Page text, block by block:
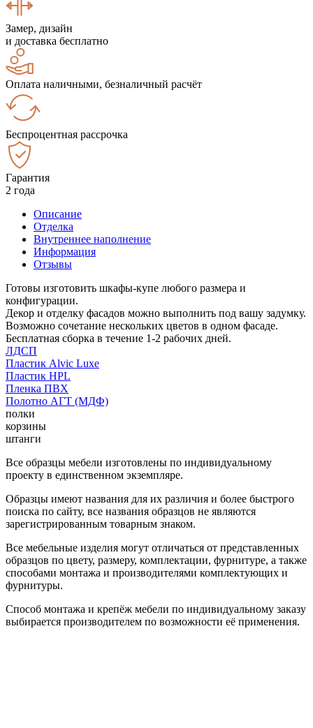
Замер, дизайн
и доставка бесплатно
Оплата наличными, безналичный расчёт
Беспроцентная рассрочка
Гарантия
2 года
Описание
Отделка
Внутреннее наполнение
Информация
Отзывы
Готовы изготовить шкафы-купе любого размера и
конфигурации.
Декор и отделку фасадов можно выполнить под вашу задумку.
Возможно сочетание нескольких цветов в одном фасаде.
Бесплатная сборка в течение 1-2 рабочих дней.
ЛДСП
Пластик Alvic Luxe
Пластик HPL
Пленка ПВХ
Полотно АГТ (МДФ)
полки
корзины
штанги
Все образцы мебели изготовлены по индивидуальному
проекту в единственном экземпляре.
Образцы имеют названия для их различия и более быстрого
поиска по сайту, все названия образцов не являются
зарегистрированным товарным знаком.
Все мебельные изделия могут отличаться от представленных
образцов по цвету, размеру, комплектации, фурнитуре, а также
способами монтажа и производителями комплектующих и
фурнитуры.
Способ монтажа и крепёж мебели по индивидуальному заказу
выбирается производителем по возможности её применения.